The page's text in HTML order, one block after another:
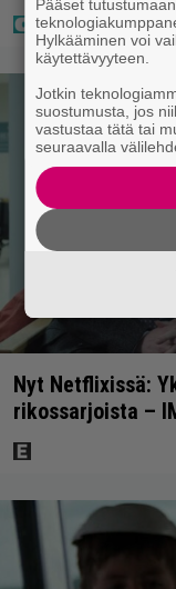
Nyt Netflixissä:
rikossarjoista –
Pääset
Hylkääminen voi
käytettävyyteen.
Jotkin
suostumusta, jos
vastustaa tätä tai
seuraavalla